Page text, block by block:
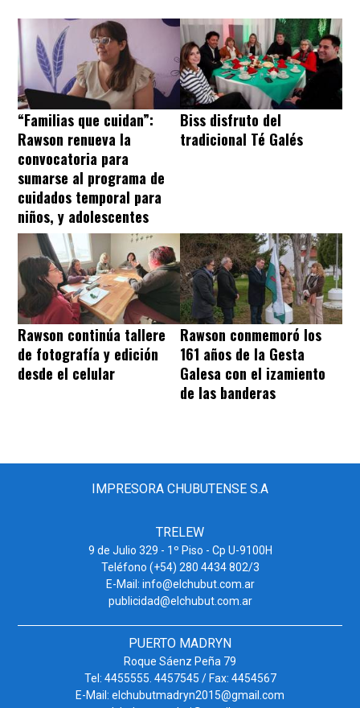
“Familias que cuidan”:
Rawson renueva la
convocatoria para
sumarse al programa de
cuidados temporal para
niños, y adolescentes
Biss disfruto del
tradicional Té Galés
Rawson continúa tallere
de fotografía y edición
desde el celular
Rawson conmemoró los
161 años de la Gesta
Galesa con el izamiento
de las banderas
IMPRESORA CHUBUTENSE S.A
TRELEW
9 de Julio 329 - 1º Piso - Cp U-9100H
Teléfono (+54) 280 4434 802/3
E-Mail: info@elchubut.com.ar
publicidad@elchubut.com.ar
PUERTO MADRYN
Roque Sáenz Peña 79
Tel: 4455555. 4457545 / Fax: 4454567
E-Mail: elchubutmadryn2015@gmail.com